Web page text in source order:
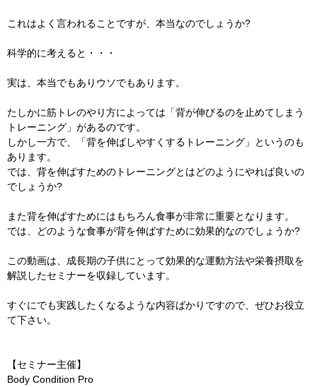
これはよく言われることですが、本当なのでしょうか?
科学的に考えると・・・
実は、本当でもありウソでもあります。
たしかに筋トレのやり方によっては「背が伸びるのを止めてしまう
トレーニング」があるのです。
しかし一方で、「背を伸ばしやすくするトレーニング」というのも
あります。
では、背を伸ばすためのトレーニングとはどのようにやれば良いの
でしょうか?
また背を伸ばすためにはもちろん食事が非常に重要となります。
では、どのような食事が背を伸ばすために効果的なのでしょうか?
この動画は、成長期の子供にとって効果的な運動方法や栄養摂取を
解説したセミナーを収録しています。
すぐにでも実践したくなるような内容ばかりですので、ぜひお役立
て下さい。
【セミナー主催】
Body Condition Pro